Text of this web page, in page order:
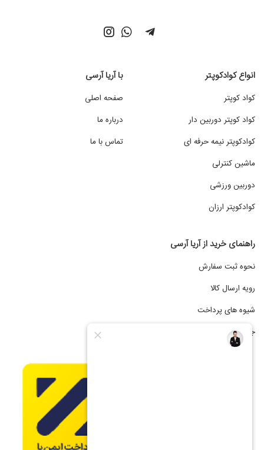
انواع کوادکوپتر
کواد کوپتر
کواد کوپتر دوربین دار
کوادکوپتر نیمه حرفه ای
ماشین کنترلی
دوربین ورزشی
کوادکوپتر ارزان
با آریا آرسی
صفحه اصلی
درباره ما
تماس با ما
راهنمای خرید از آریا آرسی
نحوه ثبت سفارش
رویه ارسال کالا
شیوه های پرداخت
جشنواره فروش اقساطی